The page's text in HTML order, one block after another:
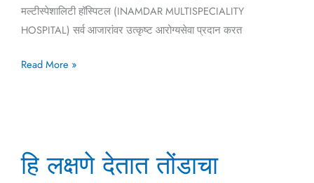
मल्टीस्पेशालिटी हॉस्पिटल (INAMDAR MULTISPECIALITY
HOSPITAL) सर्व आजारांवर उत्कृष्ट आरोग्यसेवा प्रदान करत
Read More »
हि लक्षणे देतात तोंडाचा
लक्षणे